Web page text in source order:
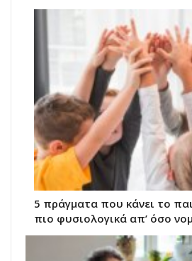
5 πράγματα που κάνει το
πιο φυσιολογικά απ’ όσο